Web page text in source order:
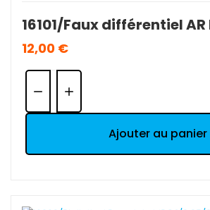
12,00 €
Quantité:
Ajouter au panier